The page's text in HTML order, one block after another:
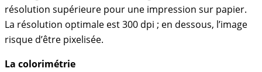
résolution supérieure pour une impression sur papier.
La résolution optimale est 300 dpi ; en dessous, l’image
risque d’être pixelisée.
La colorimétrie